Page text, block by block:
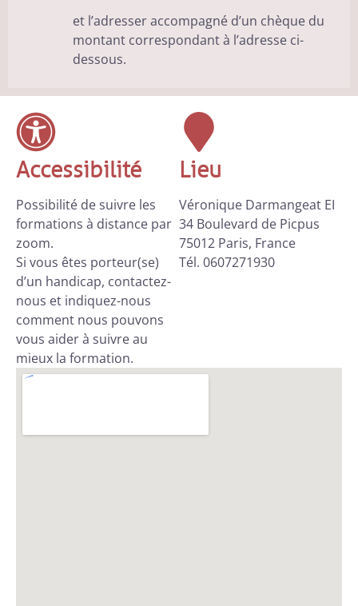
et l’adresser accompagné d’un chèque du
montant correspondant à l’adresse ci-
dessous.
Accessibilité
Possibilité de suivre les
formations à distance par
zoom.
Si vous êtes porteur(se)
d’un handicap, contactez-
nous et indiquez-nous
comment nous pouvons
vous aider à suivre au
mieux la formation.
Lieu
Véronique Darmangeat EI
34 Boulevard de Picpus
75012 Paris, France
Tél. 0607271930